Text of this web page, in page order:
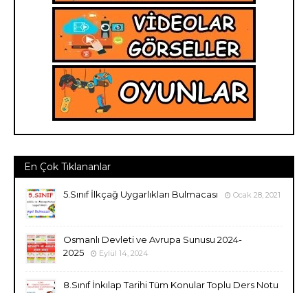
En Çok Tıklananlar
5.Sınıf İlkçağ Uygarlıkları Bulmacası Ocak 28, 2021
Osmanlı Devleti ve Avrupa Sunusu 2024-
2025
Eylül 14, 2024
8.Sınıf İnkılap Tarihi Tüm Konular Toplu Ders Notu